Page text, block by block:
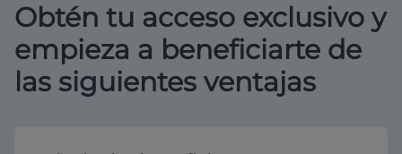
Obtén tu acceso exclusivo y
empieza a beneficiarte de
las siguientes ventajas